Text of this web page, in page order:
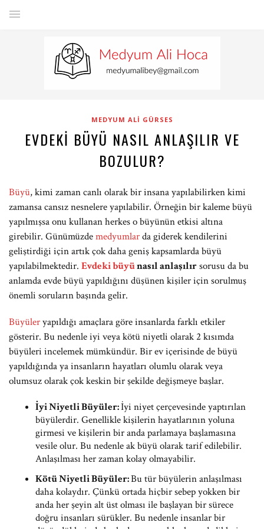
MEDYUM ALI GÜRSES
EVDEKI BÜYÜ NASIL ANLAŞILIR VE
BOZULUR?
Büyü, kimi zaman canlı olarak bir insana yapılabilirken kimi
zamansa cansız nesnelere yapılabilir. Örneğin bir kaleme büyü
yapılmışsa onu kullanan herkes o büyünün etkisi altına
girebilir. Günümüzdemedyumlarda giderek kendilerini
geliştirdiği için artık çok daha geniş kapsamlarda büyü
yapılabilmektedir. Evdeki büyünasıl anlaşılırsorusu da bu
anlamda evde büyü yapıldığını düşünen kişiler için sorulmuş
önemli soruların başında gelir.
Büyüleryapıldığı amaçlara göre insanlarda farklı etkiler
gösterir. Bu nedenle iyi veya kötü niyetli olarak 2 kısımda
büyüleri incelemek mümkündür. Bir ev içerisinde de büyü
yapıldığında ya insanların hayatları olumlu olarak veya
olumsuz olarak çok keskin bir şekilde değişmeye başlar.
İyi Niyetli Büyüler:İyi niyet çerçevesinde yaptırılan
büyülerdir. Genellikle kişilerin hayatlarının yoluna
girmesi ve kişilerin bir anda parlamaya başlamasına
vesile olur. Bu nedenle ak büyü olarak tarif edilebilir.
Anlaşılması her zaman kolay olmayabilir.
Kötü Niyetli Büyüler:Bu tür büyülerin anlaşılması
daha kolaydır. Çünkü ortada hiçbir sebep yokken bir
anda her şeyin alt üst olması ile başlayan bir sürece
doğru insanları sürükler. Bu nedenle insanlar bir